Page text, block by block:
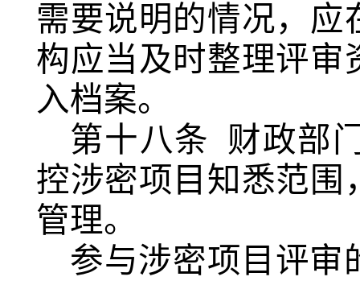
需要说明的情况，应
构应当及时整理评审
入档案。
第十八条
财政部
控涉密项目知悉范围
管理。
参与涉密项目评审